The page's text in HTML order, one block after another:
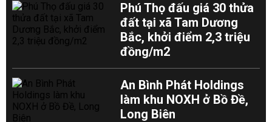
Phú Thọ đấu giá 30 thửa
đất tại xã Tam Dương
Bắc, khởi điểm 2,3 triệu
đồng/m2
An Bình Phát Holdings
làm khu NOXH ở Bồ Đề,
Long Biên